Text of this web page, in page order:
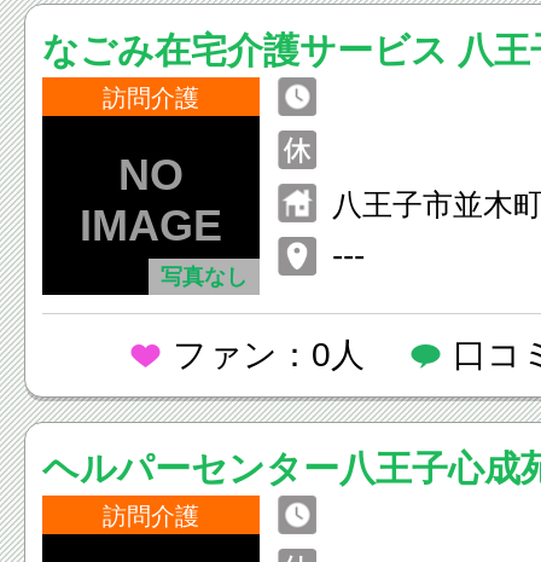
なごみ在宅介護サービス 八王
訪問介護
写真なし
八王子市並木
---
ファン：0人 口コ
ヘルパーセンター八王子心成
訪問介護